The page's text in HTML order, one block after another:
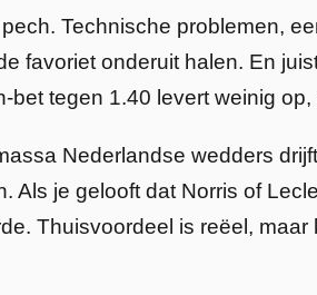
Technische problemen,
favoriet onderuit halen. En
tegen 1.40 levert weinig
Nederlandse wedders
Als je gelooft dat Norris of
Thuisvoordeel is reëel,